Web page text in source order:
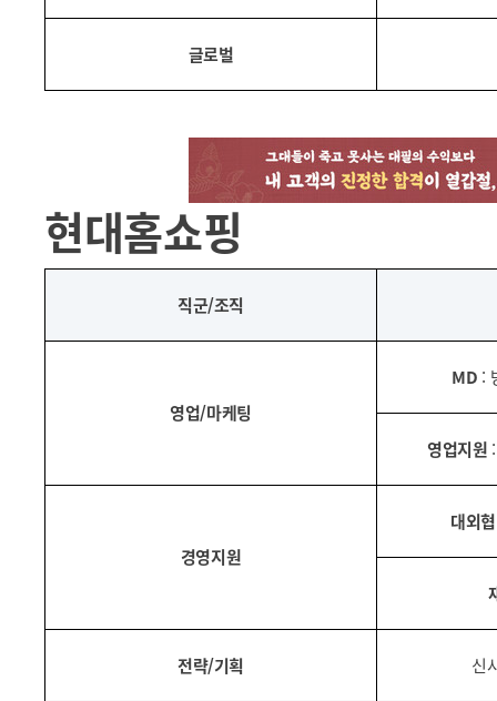
글로벌
현대홈쇼핑
직군/조직
영업/마케팅
MD :
영업지원
경영지원
대외
전략/기획 신